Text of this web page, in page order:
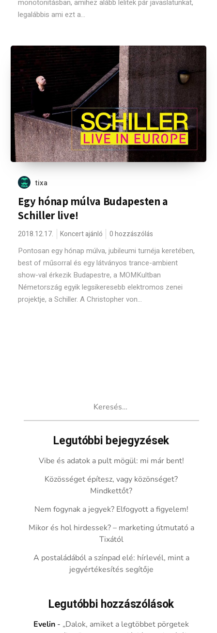
monotonitásban, amihez alább lelitek pár javaslatunkat,
legalábbis ami ezt a...
tixa
Egy hónap múlva Budapesten a
Schiller live!
2018.12.17. Koncert ajánló 0 hozzászólás
Pontosan egy hónap múlva, jubileumi turnéja keretében,
best of műsorral és egy látványos trance-ambient
show-val érkezik Budapestre, a MOMKultban
Németország egyik legsikeresebb elektromos zenei
projektje, a Schiller. A Christopher von...
Legutóbbi bejegyzések
Vibe és adatok a pult mögül: mi már bent!
Közösséget építesz, vagy közönséget?
Mindkettőt?
Nem fogynak a jegyek? Elfogyott a figyelem!
Mikor és hol hirdessek? – marketing útmutató a
Tixától
A postaládából a színpad elé: hírlevél, mint a
jegyértékesítés segítője
Legutóbbi hozzászólások
Evelin - „Dalok, amiket a legtöbbet pörgetek